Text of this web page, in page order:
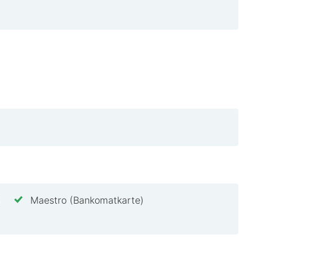
Maestro (Bankomatkarte)